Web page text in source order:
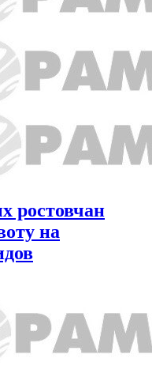
ростовчан
на